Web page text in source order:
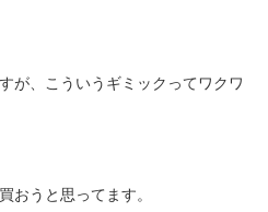
が、こういうギミックってワクワ
おうと思ってます。